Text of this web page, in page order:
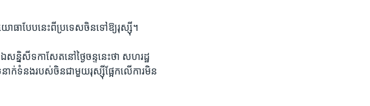
ធា​បែប​នេះ​ពី​ប្រទេស​ចិន​ទៅឱ្យ​រុស្ស៊ី។
ន្និសីទ​កាសែត​នៅ​ថ្ងៃ​ចន្ទ​នេះ​ថា ​សហរដ្ឋ​
នាក់​ទំនង​របស់​ចិន​ជាមួយ​រុស្ស៊ីផ្អែកលើ​ការមិន​